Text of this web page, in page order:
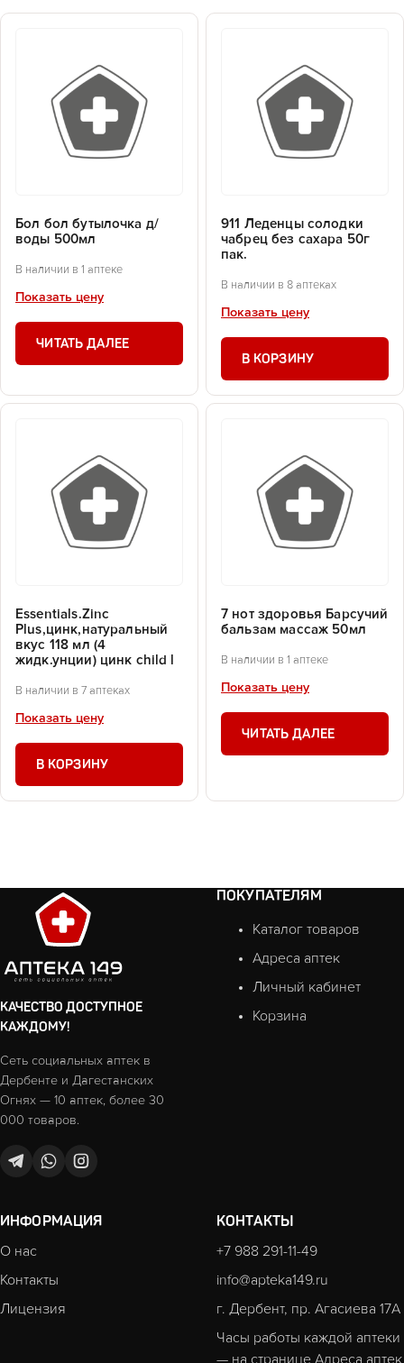
Бол бол бутылочка д/
воды 500мл
В наличии в 1 аптеке
Показать цену
ЧИТАТЬ ДАЛЕЕ
911 Леденцы солодки
чабрец без сахара 50г
пак.
В наличии в 8 аптеках
Показать цену
В КОРЗИНУ
Essentials.Zinc
Plus,цинк,натуральный
вкус 118 мл (4
жидк.унции) цинк child l
В наличии в 7 аптеках
Показать цену
В КОРЗИНУ
7 нот здоровья Барсучий
бальзам массаж 50мл
В наличии в 1 аптеке
Показать цену
ЧИТАТЬ ДАЛЕЕ
КАЧЕСТВО ДОСТУПНОЕ
КАЖДОМУ!
Сеть социальных аптек в
Дербенте и Дагестанских
Огнях — 10 аптек, более 30
000 товаров.
ПОКУПАТЕЛЯМ
Каталог товаров
Адреса аптек
Личный кабинет
Корзина
ИНФОРМАЦИЯ
О нас
Контакты
Лицензия
КОНТАКТЫ
+7 988 291-11-49
info@apteka149.ru
г. Дербент, пр. Агасиева 17А
Часы работы каждой аптеки
— на странице Адреса аптек